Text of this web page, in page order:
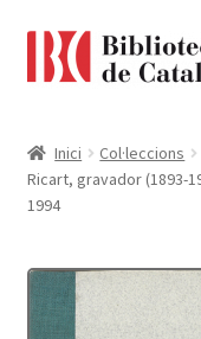
Accessibilitat
El meu compte
Inici Col·leccions
Ricart, gravador (1893-
1994